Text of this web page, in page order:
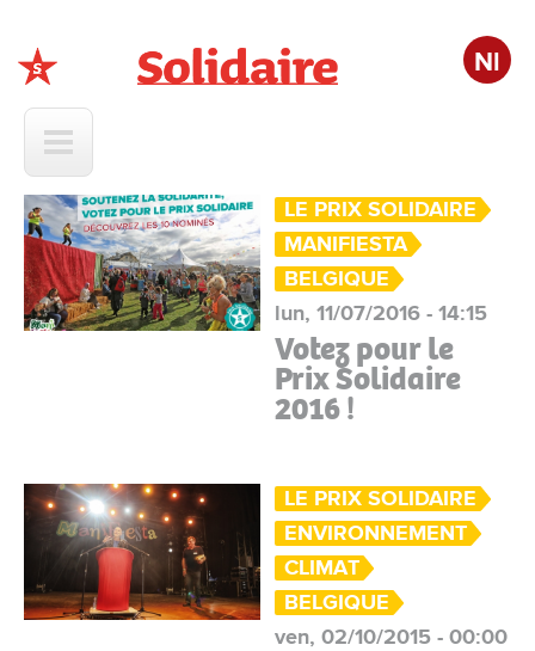
Nl
LE PRIX SOLIDAIRE
MANIFIESTA
BELGIQUE
lun, 11/07/2016 - 14:15
Votez pour le
Prix Solidaire
2016 !
LE PRIX SOLIDAIRE
ENVIRONNEMENT
CLIMAT
BELGIQUE
ven, 02/10/2015 - 00:00